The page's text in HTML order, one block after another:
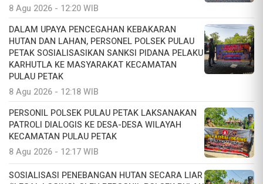
8 Agu 2026 - 12:20 WIB
DALAM UPAYA PENCEGAHAN KEBAKARAN
HUTAN DAN LAHAN, PERSONEL POLSEK PULAU
PETAK SOSIALISASIKAN SANKSI PIDANA PELAKU
KARHUTLA KE MASYARAKAT KECAMATAN
PULAU PETAK
8 Agu 2026 - 12:18 WIB
PERSONIL POLSEK PULAU PETAK LAKSANAKAN
PATROLI DIALOGIS KE DESA-DESA WILAYAH
KECAMATAN PULAU PETAK
8 Agu 2026 - 12:17 WIB
SOSIALISASI PENEBANGAN HUTAN SECARA LIAR